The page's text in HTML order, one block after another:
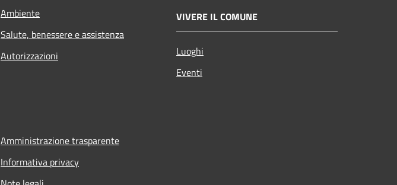
Ambiente
Salute, benessere e assistenza
Autorizzazioni
VIVERE IL COMUNE
Luoghi
Eventi
Amministrazione trasparente
Informativa privacy